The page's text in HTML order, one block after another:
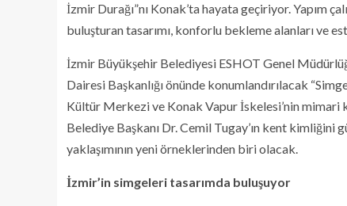
İzmir Durağı”nı Konak’ta hayata geçiriyor. Yapım
buluşturan tasarımı, konforlu bekleme alanları ve
İzmir Büyükşehir Belediyesi ESHOT Genel
Dairesi Başkanlığı önünde konumlandırılacak
Kültür Merkezi ve Konak Vapur İskelesi’nin mimari
Belediye Başkanı Dr. Cemil Tugay’ın kent kimliğini
yaklaşımının yeni örneklerinden biri olacak.
İzmir’in simgeleri tasarımda buluşuyor